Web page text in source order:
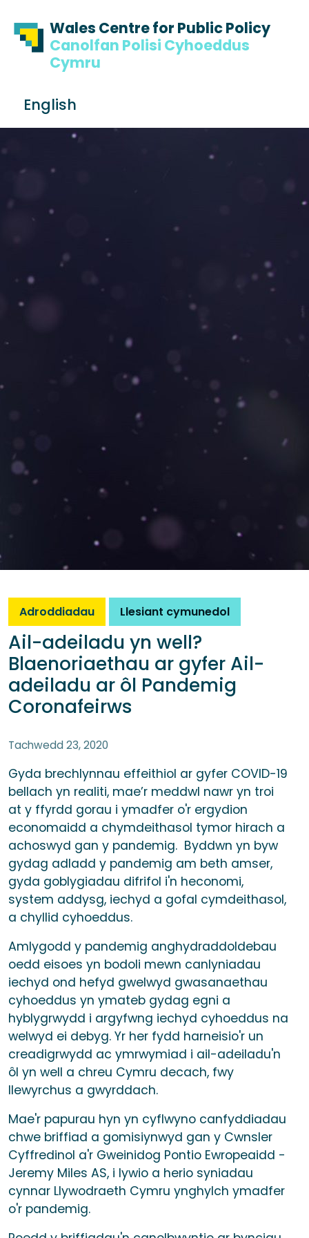
Wales Centre for Public Policy
Canolfan Polisi Cyhoeddus
Cymru
English
Adroddiadau Llesiant cymunedol
Ail-adeiladu yn well?
Blaenoriaethau ar gyfer Ail-
adeiladu ar ôl Pandemig
Coronafeirws
Tachwedd 23, 2020
Gyda brechlynnau effeithiol ar gyfer COVID-19
bellach yn realiti, mae’r meddwl nawr yn troi
at y ffyrdd gorau i ymadfer o'r ergydion
economaidd a chymdeithasol tymor hirach a
achoswyd gan y pandemig. Byddwn yn byw
gydag adladd y pandemig am beth amser,
gyda goblygiadau difrifol i'n heconomi,
system addysg, iechyd a gofal cymdeithasol,
a chyllid cyhoeddus.
Amlygodd y pandemig anghydraddoldebau
oedd eisoes yn bodoli mewn canlyniadau
iechyd ond hefyd gwelwyd gwasanaethau
cyhoeddus yn ymateb gydag egni a
hyblygrwydd i argyfwng iechyd cyhoeddus na
welwyd ei debyg. Yr her fydd harneisio'r un
creadigrwydd ac ymrwymiad i ail-adeiladu'n
ôl yn well a chreu Cymru decach, fwy
llewyrchus a gwyrddach.
Mae'r papurau hyn yn cyflwyno canfyddiadau
chwe briffiad a gomisiynwyd gan y Cwnsler
Cyffredinol a'r Gweinidog Pontio Ewropeaidd -
Jeremy Miles AS, i lywio a herio syniadau
cynnar Llywodraeth Cymru ynghylch ymadfer
o'r pandemig.